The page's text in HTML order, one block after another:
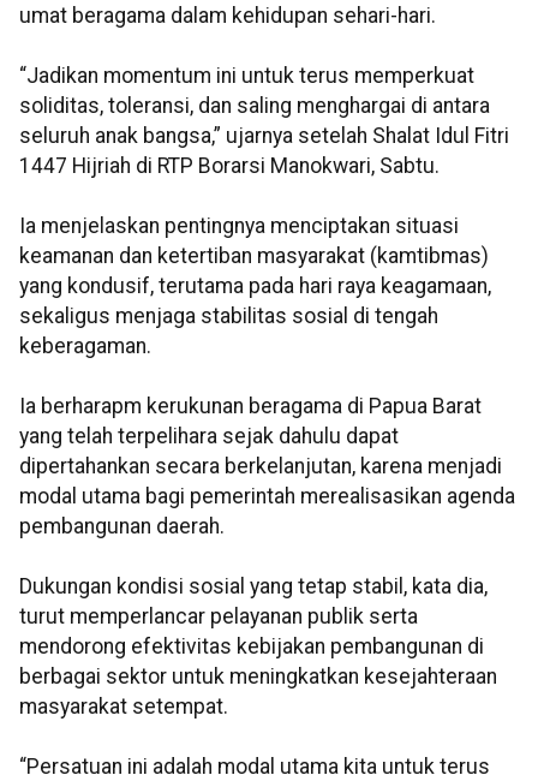
umat beragama dalam kehidupan sehari-hari.
“Jadikan momentum ini untuk terus memperkuat
soliditas, toleransi, dan saling menghargai di antara
seluruh anak bangsa,” ujarnya setelah Shalat Idul Fitri
1447 Hijriah di RTP Borarsi Manokwari, Sabtu.
Ia menjelaskan pentingnya menciptakan situasi
keamanan dan ketertiban masyarakat (kamtibmas)
yang kondusif, terutama pada hari raya keagamaan,
sekaligus menjaga stabilitas sosial di tengah
keberagaman.
Ia berharapm kerukunan beragama di Papua Barat
yang telah terpelihara sejak dahulu dapat
dipertahankan secara berkelanjutan, karena menjadi
modal utama bagi pemerintah merealisasikan agenda
pembangunan daerah.
Dukungan kondisi sosial yang tetap stabil, kata dia,
turut memperlancar pelayanan publik serta
mendorong efektivitas kebijakan pembangunan di
berbagai sektor untuk meningkatkan kesejahteraan
masyarakat setempat.
“Persatuan ini adalah modal utama kita untuk terus